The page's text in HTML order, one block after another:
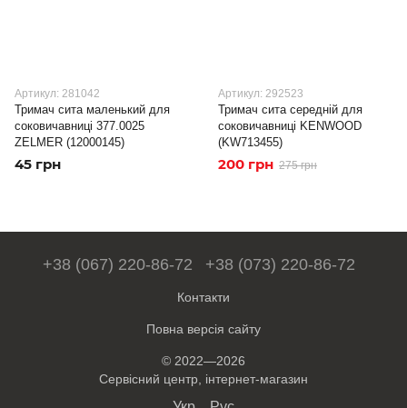
Артикул: 281042
Тримач сита маленький для
соковичавниці 377.0025
ZELMER (12000145)
45 грн
Артикул: 292523
Тримач сита середній для
соковичавниці KENWOOD
(KW713455)
200 грн 275 грн
+38 (067) 220-86-72 +38 (073) 220-86-72
Контакти
Повна версія сайту
© 2022—2026
Сервісний центр, інтернет-магазин